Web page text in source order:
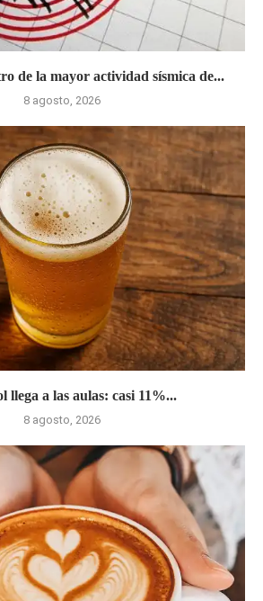
de la mayor actividad sísmica de...
8 agosto, 2026
llega a las aulas: casi 11%...
8 agosto, 2026